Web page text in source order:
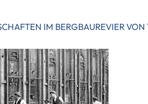
IM BERGBAUREVIER